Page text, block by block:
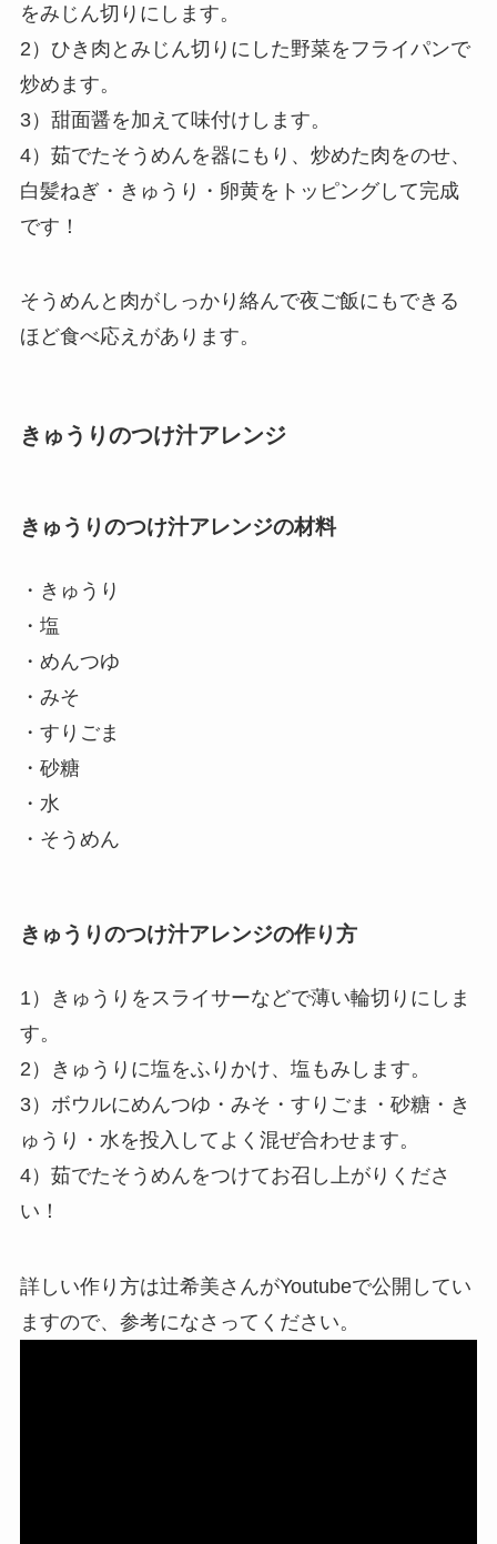
をみじん切りにします。
2）ひき肉とみじん切りにした野菜をフライパンで
炒めます。
3）甜面醤を加えて味付けします。
4）茹でたそうめんを器にもり、炒めた肉をのせ、
白髪ねぎ・きゅうり・卵黄をトッピングして完成
です！
そうめんと肉がしっかり絡んで夜ご飯にもできる
ほど食べ応えがあります。
きゅうりのつけ汁アレンジ
きゅうりのつけ汁アレンジの材料
・きゅうり
・塩
・めんつゆ
・みそ
・すりごま
・砂糖
・水
・そうめん
きゅうりのつけ汁アレンジの作り方
1）きゅうりをスライサーなどで薄い輪切りにしま
す。
2）きゅうりに塩をふりかけ、塩もみします。
3）ボウルにめんつゆ・みそ・すりごま・砂糖・き
ゅうり・水を投入してよく混ぜ合わせます。
4）茹でたそうめんをつけてお召し上がりくださ
い！
詳しい作り方は辻希美さんがYoutubeで公開してい
ますので、参考になさってください。